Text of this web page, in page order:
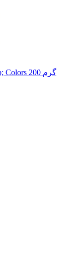
DAZ All-in-1 PODs Universal White &amp; Colors 200 گرم